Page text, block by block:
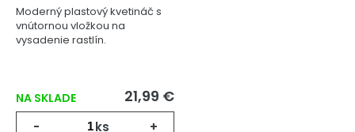
Moderný plastový kvetináč s
vnútornou vložkou na
vysadenie rastlín.
NA SKLADE 21,99 €
- ks +